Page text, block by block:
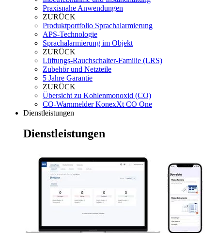
Praxisnahe Anwendungen
ZURÜCK
Produktportfolio Sprachalarmierung
APS-Technologie
Sprachalarmierung im Objekt
ZURÜCK
Lüftungs-Rauchschalter-Familie (LRS)
Zubehör und Netzteile
5 Jahre Garantie
ZURÜCK
Übersicht zu Kohlenmonoxid (CO)
CO-Warnmelder KonexXt CO One
Dienstleistungen
Dienstleistungen